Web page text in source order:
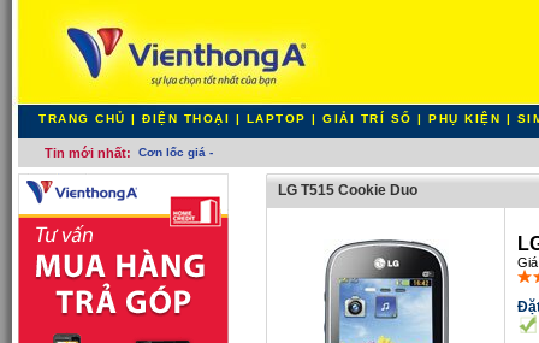
TRANG CHỦ | ĐIỆN THOẠI | LAPTOP | GIẢI TRÍ SỐ | PHỤ KIỆN |
Tin mới nhất: Cơn lốc giá siêu sốc
LG T515 Cookie Duo